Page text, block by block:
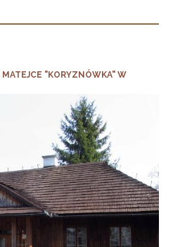
"KORYZNÓWKA" W